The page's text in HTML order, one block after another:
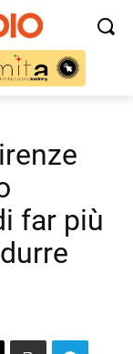
far più